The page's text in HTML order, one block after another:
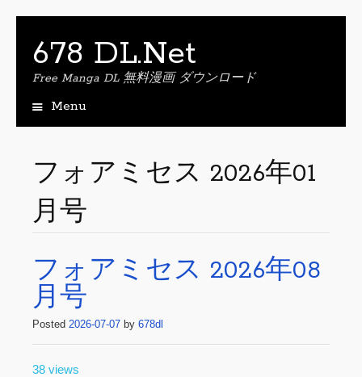
678 DL.Net
Free Manga DL 無料漫画 ダウンロード
Menu
p
o
n
t
e
n
t
フォアミセス 2026年01
月号
フォアミセス 2026年08
月号
Posted 2026-07-07 by 678dl
38 views